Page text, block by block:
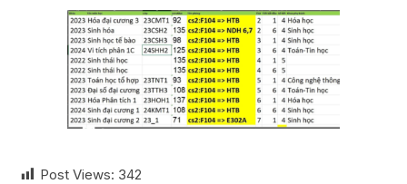
Post Views: 342